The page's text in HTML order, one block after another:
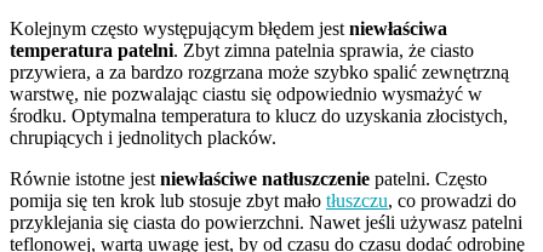
Kolejnym często występującym błędem jest niewłaściwa
temperatura patelni. Zbyt zimna patelnia sprawia, że ciasto
przywiera, a za bardzo rozgrzana może szybko spalić zewnętrzną
warstwę, nie pozwalając ciastu się odpowiednio wysmażyć w
środku. Optymalna temperatura to klucz do uzyskania złocistych,
chrupiących i jednolitych placków.
Równie istotne jest niewłaściwe natłuszczenie patelni. Często
pomija się ten krok lub stosuje zbyt mało tłuszczu, co prowadzi do
przyklejania się ciasta do powierzchni. Nawet jeśli używasz patelni
teflonowej, wartą uwagę jest, by od czasu do czasu dodać odrobinę